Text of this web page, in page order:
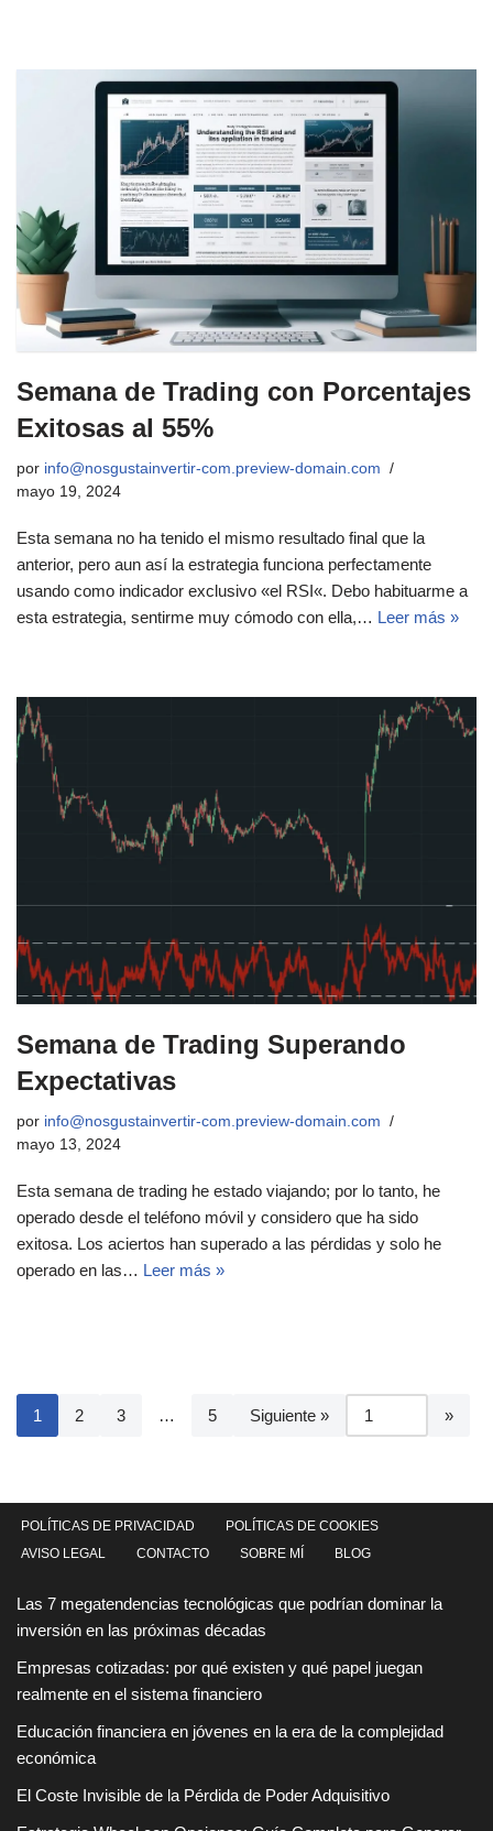
Semana de Trading con Porcentajes
Exitosas al 55%
por info@nosgustainvertir-com.preview-domain.com
mayo 19, 2024
Esta semana no ha tenido el mismo resultado final que la
anterior, pero aun así la estrategia funciona perfectamente
usando como indicador exclusivo «el RSI«. Debo habituarme a
esta estrategia, sentirme muy cómodo con ella,… Leer más »
Semana de Trading Superando
Expectativas
por info@nosgustainvertir-com.preview-domain.com
mayo 13, 2024
Esta semana de trading he estado viajando; por lo tanto, he
operado desde el teléfono móvil y considero que ha sido
exitosa. Los aciertos han superado a las pérdidas y solo he
operado en las… Leer más »
1 2 3 … 5 Siguiente »
POLÍTICAS DE PRIVACIDAD
POLÍTICAS DE COOKIES
AVISO LEGAL
CONTACTO SOBRE MÍ BLOG
Las 7 megatendencias tecnológicas que podrían dominar la
inversión en las próximas décadas
Empresas cotizadas: por qué existen y qué papel juegan
realmente en el sistema financiero
Educación financiera en jóvenes en la era de la complejidad
económica
El Coste Invisible de la Pérdida de Poder Adquisitivo